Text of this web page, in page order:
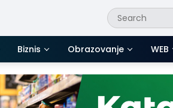
Biznis Obrazovanje WEB